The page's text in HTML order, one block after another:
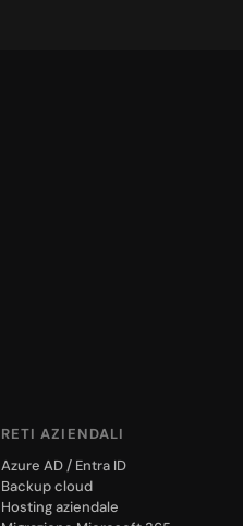
RETI AZIENDALI
Azure AD / Entra ID
Backup cloud
Hosting aziendale